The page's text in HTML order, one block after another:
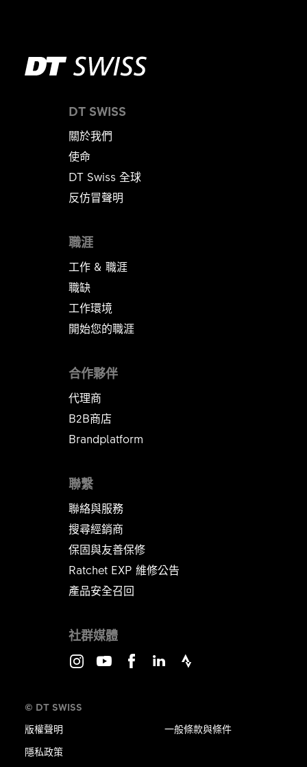
DT SWISS
關於我們
使命
DT Swiss 全球
反仿冒聲明
職涯
工作 & 職涯
職缺
工作環境
開始您的職涯
聯繫
聯絡與服務
搜尋經銷商
保固與友善保修
Ratchet EXP 維修公告​​​​​​​
產品安全召回
合作夥伴
代理商
B2B商店
Brandplatform
社群媒體
© DT SWISS
版權聲明
隱私政策
一般條款與條件